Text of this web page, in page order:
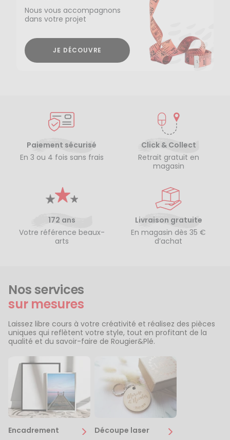
Nous vous accompagnons
dans votre projet
JE DÉCOUVRE
Paiement sécurisé
En 3 ou 4 fois sans frais
Click & Collect
Retrait gratuit en
magasin
172 ans
Votre référence beaux-
arts
Livraison gratuite
En magasin dès 35 €
d’achat
Nos services
sur mesures
Laissez libre cours à votre créativité et réalisez des pièces
uniques qui reflètent votre style, tout en profitant de la
qualité et du savoir-faire de Rougier&Plé.
Encadrement Découpe laser